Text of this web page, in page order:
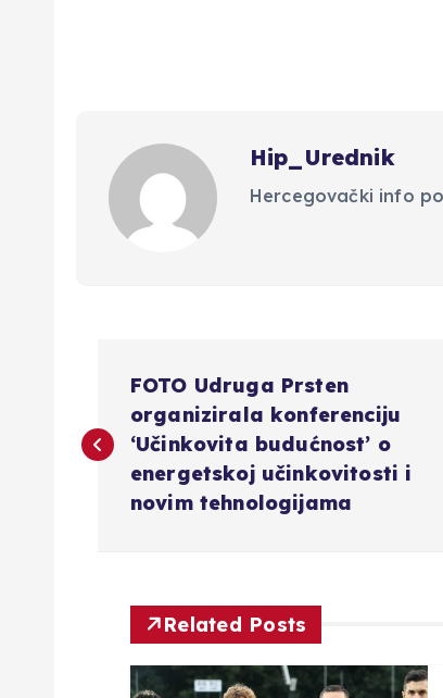
Hip_Urednik
Hercegovački info
a
FOTO Udruga Prsten
organizirala konferenciju
‘Učinkovita budućnost’ o
energetskoj učinkovitosti i
novim tehnologijama
Related Posts